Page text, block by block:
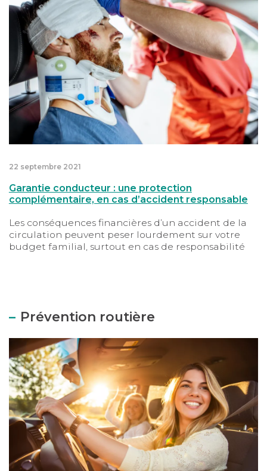
22 septembre 2021
Garantie conducteur : une protection
complémentaire, en cas d’accident responsable
Les conséquences financières d’un accident de la
circulation peuvent peser lourdement sur votre
budget familial, surtout en cas de responsabilité
Prévention routière
Éco-conduite : les 7 règles d’or pour une conduite